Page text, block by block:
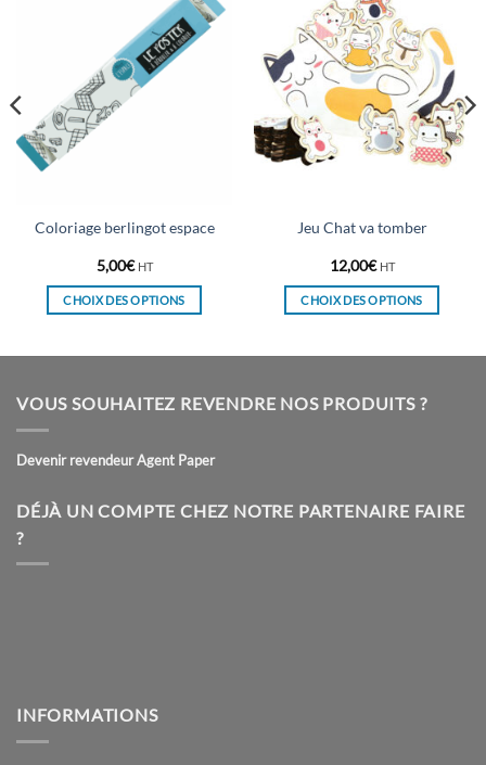
Coloriage berlingot espace
5,00€ HT
CHOIX DES OPTIONS
variations.
options
être
Jeu Chat va tomber
12,00€ HT
CHOIX DES OPTIONS
variations.
être
VOUS SOUHAITEZ REVENDRE NOS PRODUITS ?
Devenir revendeur Agent Paper
DÉJÀ UN COMPTE CHEZ NOTRE PARTENAIRE FAIRE
?
INFORMATIONS